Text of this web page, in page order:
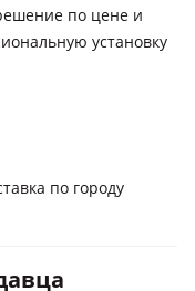
по цене и
установку
по городу